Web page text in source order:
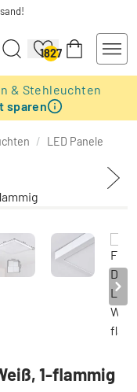
1827
& Stehleuchten
sparen
/ LED Panele
1-flammig